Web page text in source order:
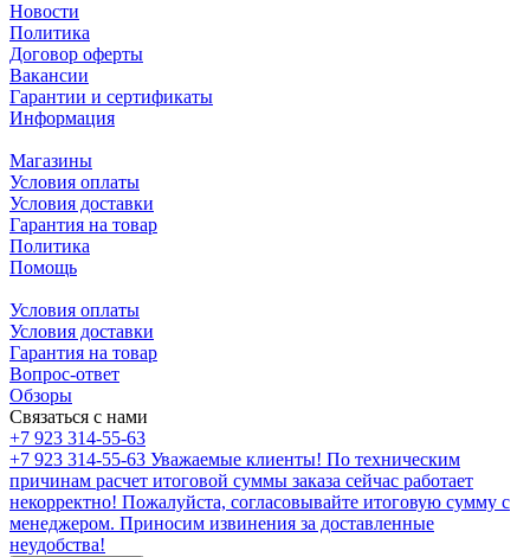
Новости
Политика
Договор оферты
Вакансии
Гарантии и сертификаты
Информация
Магазины
Условия оплаты
Условия доставки
Гарантия на товар
Политика
Помощь
Условия оплаты
Условия доставки
Гарантия на товар
Вопрос-ответ
Обзоры
Связаться с нами
+7 923 314-55-63
+7 923 314-55-63 Уважаемые клиенты! По техническим
причинам расчет итоговой суммы заказа сейчас работает
некорректно! Пожалуйста, согласовывайте итоговую сумму с
менеджером. Приносим извинения за доставленные
неудобства!